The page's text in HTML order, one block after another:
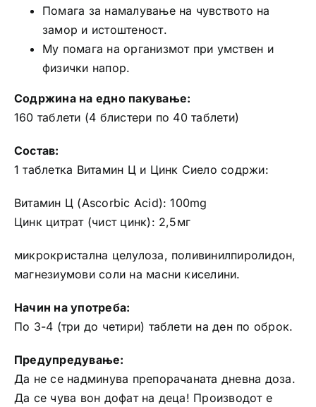
Помага за намалување на чувството на
замор и истоштеност.
Му помага на организмот при умствен и
физички напор.
Содржина на едно пакување:
160 таблети (4 блистери по 40 таблети)
Состав:
1 таблетка Витамин Ц и Цинк Сиело содржи:
Витамин Ц (Ascorbic Acid): 100mg
Цинк цитрат (чист цинк): 2,5мг
микрокристална целулоза, поливинилпиролидон,
магнезиумови соли на масни киселини.
Начин на употреба:
По 3-4 (три до четири) таблети на ден по оброк.
Предупредување:
Да не се надминува препорачаната дневна доза.
Да се чува вон дофат на деца! Производот е